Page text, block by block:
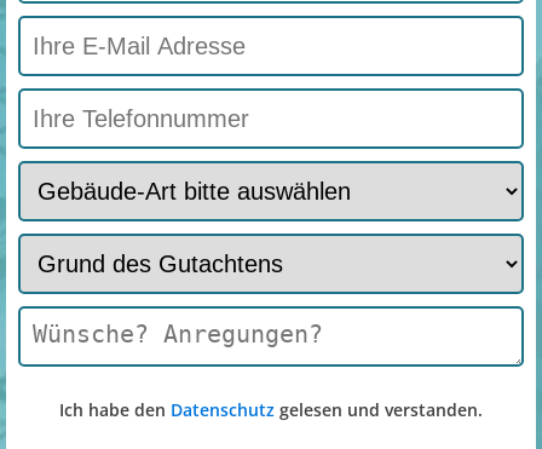
Ich habe den Datenschutz gelesen und verstanden.